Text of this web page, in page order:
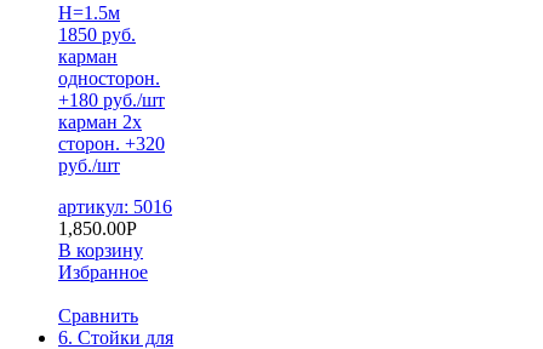
H=1.5м
1850 руб.
карман
односторон.
+180 руб./шт
карман 2х
сторон. +320
руб./шт
артикул: 5016
1,850.00Р
В корзину
Избранное
Сравнить
6. Стойки для